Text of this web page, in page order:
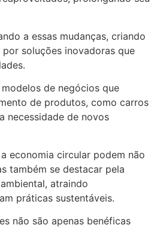
a essas mudanças, criando
soluções inovadoras que
de negócios que
de produtos, como carros
necessidade de novos
economia circular podem não
também se destacar pela
atraindo
práticas sustentáveis.
não são apenas benéficas